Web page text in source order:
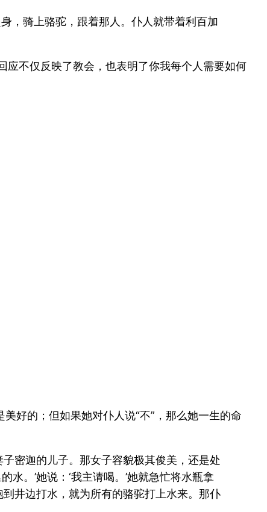
，骑上骆驼，跟着那人。仆人就带着利百加
不仅反映了教会，也表明了你我每个人需要如何
好的；但如果她对仆人说“不”，那么她一生的命
密迦的儿子。那女子容貌极其俊美，还是处
。’她说：‘我主请喝。’她就急忙将水瓶拿
井边打水，就为所有的骆驼打上水来。那仆